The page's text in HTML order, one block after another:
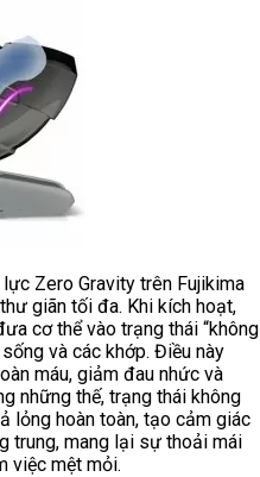
Zero Gravity trên Fujikima
giãn tối đa. Khi kích hoạt,
cơ thể vào trạng thái “không
và các khớp. Điều này
máu, giảm đau nhức và
những thế, trạng thái không
lỏng hoàn toàn, tạo cảm giác
trung, mang lại sự thoải mái
việc mệt mỏi.